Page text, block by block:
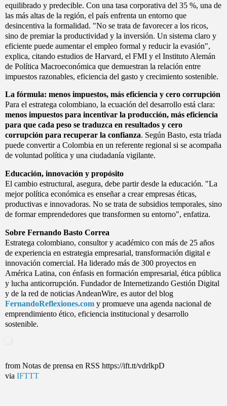
equilibrado y predecible. Con una tasa corporativa del 35 %, una de
las más altas de la región, el país enfrenta un entorno que
desincentiva la formalidad. "No se trata de favorecer a los ricos,
sino de premiar la productividad y la inversión. Un sistema claro y
eficiente puede aumentar el empleo formal y reducir la evasión",
explica, citando estudios de Harvard, el FMI y el Instituto Alemán
de Política Macroeconómica que demuestran la relación entre
impuestos razonables, eficiencia del gasto y crecimiento sostenible.
La fórmula: menos impuestos, más eficiencia y cero corrupción
Para el estratega colombiano, la ecuación del desarrollo está clara:
menos impuestos para incentivar la producción, más eficiencia
para que cada peso se traduzca en resultados y cero
corrupción para recuperar la confianza. Según Basto, esta tríada
puede convertir a Colombia en un referente regional si se acompaña
de voluntad política y una ciudadanía vigilante.
Educación, innovación y propósito
El cambio estructural, asegura, debe partir desde la educación. "La
mejor política económica es enseñar a crear empresas éticas,
productivas e innovadoras. No se trata de subsidios temporales, sino
de formar emprendedores que transformen su entorno", enfatiza.
Sobre Fernando Basto Correa
Estratega colombiano, consultor y académico con más de 25 años
de experiencia en estrategia empresarial, transformación digital e
innovación comercial. Ha liderado más de 300 proyectos en
América Latina, con énfasis en formación empresarial, ética pública
y lucha anticorrupción. Fundador de Internetizando Gestión Digital
y de la red de noticias AndeanWire, es autor del blog
FernandoReflexiones.com y promueve una agenda nacional de
emprendimiento ético, eficiencia institucional y desarrollo
sostenible.
from Notas de prensa en RSS https://ift.tt/vdrlkpD
via IFTTT